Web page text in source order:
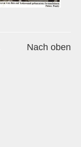
Nach oben